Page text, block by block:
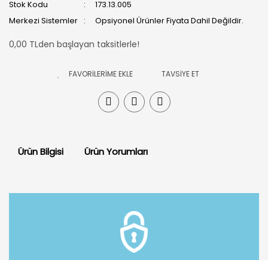
Stok Kodu
173.13.005
Merkezi Sistemler
Opsiyonel Ürünler Fiyata Dahil Değildir.
0,00 TLden başlayan taksitlerle!
TAVSİYE ET
Ürün Bilgisi Ürün Yorumları
Yorum Yaz